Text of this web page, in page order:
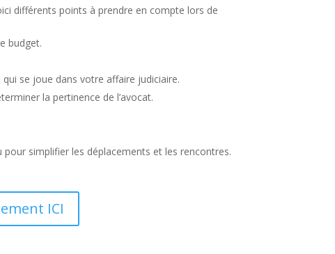
différents points à prendre en compte lors de
budget.
se joue dans votre affaire judiciaire.
la pertinence de l’avocat.
simplifier les déplacements et les rencontres.
ICI